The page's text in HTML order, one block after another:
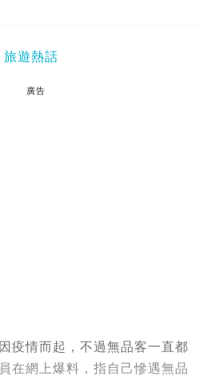
旅遊熱話
廣告
疫情而起，不過無品客一直都
在網上爆料，指自己慘遇無品